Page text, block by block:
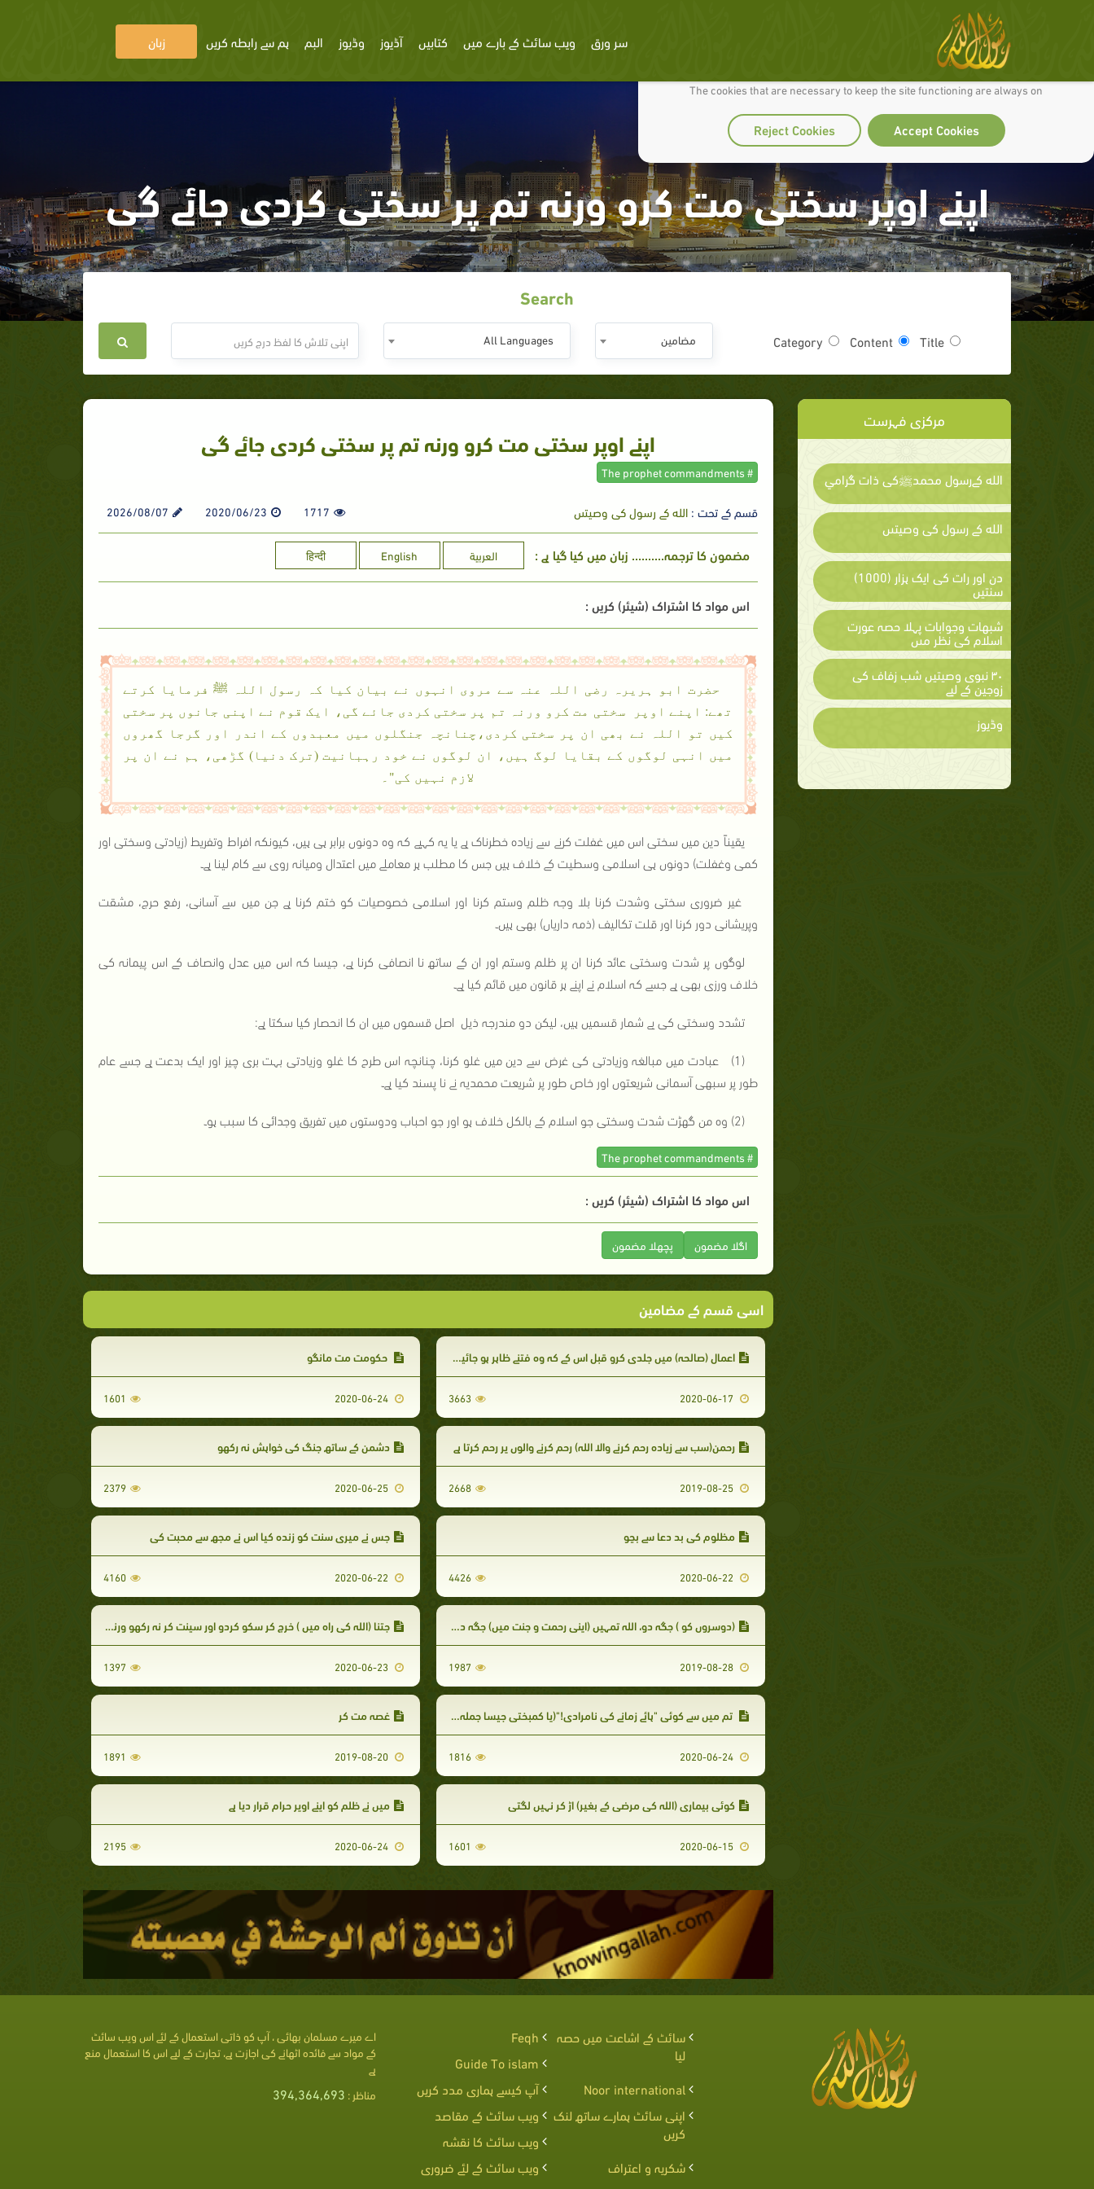
We use cookies to make our site work well for you and so we can continually improve it.
The cookies that are necessary to keep the site functioning are always on
Accept Cookies
Reject Cookies
سر ورق ویب سائٹ کے بارے میں کتابیں آڈیوز وڈیوز البم ہم سے رابطہ کریں زبان
اپنے اوپر سختی مت کرو ورنہ تم پر سختی کردی جائے گی
Search
Title
Content
Category مضامين All Languages
مرکزی فہرست
الله كےرسول محمدﷺكى ذات گرامي
الله كے رسول كى وصيتىں
دن اور رات کی ایک ہزار (1000)
سنتیں
شبهات وجوابات پہلا حصہ عورت
اسلام كى نظر مىں
۳۰ نبوی وصیتیں شب زفاف کی
زوجین کے لیے
وڈیوز
اپنے اوپر سختی مت کرو ورنہ تم پر سختی کردی جائے گی
# The prophet commandments
قسم کے تحت :الله كے رسول كى وصيتىں 1717
2020/06/23
2026/08/07
مضمون کا ترجمہ.......... زبان میں کیا گیا ہے : العربية English
हिन्दी
اس مواد کا اشتراک (شیئر) کریں :
حضرت ابو ہریرہ رضی اللہ عنہ سے مروی انہوں نے بیان کیا کہ رسول اللہ ﷺ فرمایا کرتے
تھے: اپنے اوپر سختی مت کرو ورنہ تم پر سختی کردی جائے گی، ایک قوم نے اپنی جانوں پر سختی
کیں تو اللہ نے بھی ان پر سختی کردی،چنانچہ جنگلوں میں معبدوں کے اندر اور گرجا گھروں
میں انہی لوگوں کے بقایا لوگ ہیں، ان لوگوں نے خود رہبانیت (ترک دنیا) گڑھی، ہم نے ان پر
لازم نہیں کی"۔
یقیناً دین میں سختی اس میں غفلت کرنے سے زیادہ خطرناک ہے یا یہ کہیے کہ وہ دونوں برابر ہی ہیں، کیونکہ افراط وتفریط (زیادتی وسختی اور
کمی وغفلت) دونوں ہی اسلامی وسطیت کے خلاف ہیں جس کا مطلب ہر معاملے میں اعتدال ومیانہ روی سے کام لینا ہے۔
غیر ضروری سختی وشدت کرنا بلا وجہ ظلم وستم کرنا اور اسلامی خصوصیات کو ختم کرنا ہے جن میں سے آسانی، رفع حرج، مشقت
وپریشانی دور کرنا اور قلت تکالیف (ذمہ داریاں) بھی ہیں۔
لوگوں پر شدت وسختی عائد کرنا ان پر ظلم وستم اور ان کے ساتھ نا انصافی کرنا ہے، جیسا کہ اس میں عدل وانصاف کے اس پیمانہ کی
خلاف ورزی بھی ہے جسے کہ اسلام نے اپنے ہر قانون میں قائم کیا ہے۔
تشدد وسختی کی بے شمار قسمیں ہیں، لیکن دو مندرجہ ذیل اصل قسموں میں ان کا انحصار کیا سکتا ہے:
(1) عبادت میں مبالغہ وزیادتی کی غرض سے دین میں غلو کرنا، چنانچہ اس طرح کا غلو وزیادتی بہت بری چیز اور ایک بدعت ہے جسے عام
طور پر سبھی آسمانی شریعتوں اور خاص طور پر شریعت محمدیہ نے نا پسند کیا ہے۔
(2) وہ من گھڑت شدت وسختی جو اسلام کے بالکل خلاف ہو اور جو احباب ودوستوں میں تفریق وجدائی کا سبب ہو۔
# The prophet commandments
اس مواد کا اشتراک (شیئر) کریں :
پچھلا مضمون اگلا مضمون
اسی قسم کے مضامین
اعمال (صالحہ) میں جلدی کرو قبل اس کے کہ وہ فتنے ظاہر ہو جائیں جو تاریک رات کے ٹکڑوں کی مانند ہوں گے
3663
حکومت مت مانگو
2020-06-24
1601
رحمن(سب سے زیادہ رحم کرنے والا اللہ) رحم کرنے والوں پر رحم کرتا ہے
2019-08-25
2668
دشمن کے ساتھ جنگ کی خواہش نہ رکھو
2020-06-25
2379
مظلوم کی بد دعا سے بچو
4426
جس نے میری سنت کو زندہ کیا اس نے مجھ سے محبت کی
4160
(دوسروں کو ) جگہ دو، اللہ تمہیں (اپنی رحمت و جنت میں) جگہ دے گا
2019-08-28
1987
جتنا (اللہ کی راہ میں ) خرچ کر سکو کردو اور سینت کر نہ رکھو ورنہ اللہ پاک بھی تمہارے لیے اپنے خزانے میں بندش لگادے گا۔
2020-06-23
1397
تم میں سے کوئی "ہائے زمانے کی نامرادی!"(یا کمبختی جیسا جملہ) نہ کہے
2020-06-24
1816
غصہ مت کر
2019-08-20
1891
کوئی بیماری (اللہ کی مرضی کے بغیر) اڑ کر نہیں لگتی
2020-06-15
1601
میں نے ظلم کو اپنے اوپر حرام قرار دیا ہے
2020-06-24
2195
سائٹ کے اشاعت میں حصہ
لیا
Feqh
Guide To islam
Noor international
آپ کیسے ہماری مدد کریں
اپنی سائٹ ہمارے ساتھ لنک
کریں
ویب سائٹ کے مقاصد
ویب سائٹ کا نقشہ
شکریہ و اعتراف
ویب سائٹ کے لئے ضروری
اے میرے مسلمان بھائی ، آپ کو ذاتی استعمال کے لئے اس ویب سائٹ
کے مواد سے فائدہ اٹھانے کی اجازت ہے، تجارت کے لیے اس کا استعمال منع
ہے
مناظر : 394,364,693